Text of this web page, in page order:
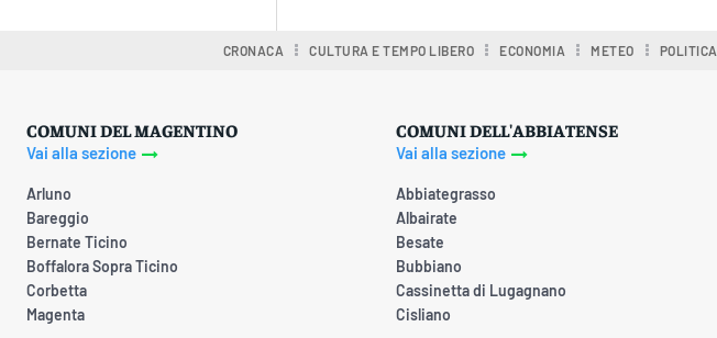
CRONACA CULTURA E TEMPO LIBERO ECONOMIA METEO POLITICA
COMUNI DEL MAGENTINO
Vai alla sezione
Arluno
Bareggio
Bernate Ticino
Boffalora Sopra Ticino
Corbetta
Magenta
COMUNI DELL'ABBIATENSE
Vai alla sezione
Abbiategrasso
Albairate
Besate
Bubbiano
Cassinetta di Lugagnano
Cisliano